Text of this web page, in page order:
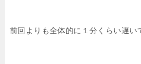
前回よりも全体的に１分くらい遅い